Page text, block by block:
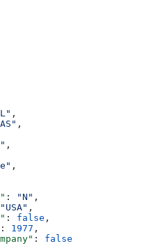
,
,
,
,
: "N" ,
"USA" ,
: false ,
: 1977 ,
: false